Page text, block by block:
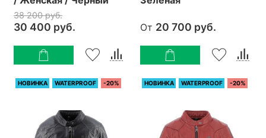
38 200 руб.
30 400 руб. От 20 700 руб.
НОВИНКА WATERPROOF -20% НОВИНКА WATERPROOF -20%